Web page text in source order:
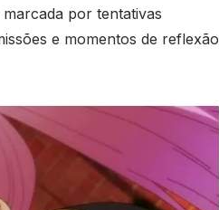
por tentativas
e momentos de reflexão